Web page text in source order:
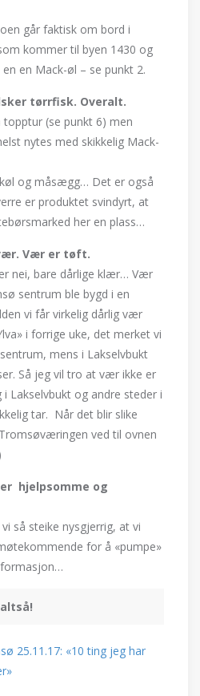
går faktisk om bord i
kommer til byen 1430 og
en Mack-øl – se punkt 2.
tørrfisk. Overalt.
(se punkt 6) men
nytes med skikkelig Mack-
og måsægg… Det er også
er produktet svindyrt, at
her en plass…
Vær er tøft.
nei, bare dårlige klær… Vær
sentrum ble bygd i en
vi får virkelig dårlig vær
i forrige uke, det merket vi
mens i Lakselvbukt
Så jeg vil tro at vær ikke er
Lakselvbukt og andre steder i
tar. Når det blir slike
ved til ovnen
hjelpsomme og
så steike nysgjerrig, at vi
for å «pumpe»
25.11.17: «10 ting jeg har